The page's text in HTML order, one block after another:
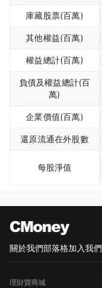
庫藏股票(百萬)
其他權益(百萬)
權益總計(百萬)
負債及權益總計(百
萬)
企業價值(百萬)
還原流通在外股數
每股淨值
關於我們部落格加入我們
理財寶商城